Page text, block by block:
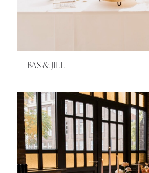
BAS & JILL